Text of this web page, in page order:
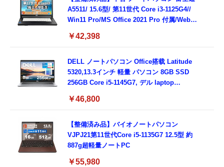
A5511/ 15.6型/ 第11世代 Core i3-1125G4//
Win11 Pro/MS Office 2021 Pro 付属/Webカ
3.0)/ 有線静音マウス付属/ 180日保証（メモリ
￥42,398
DELL ノートパソコン Office搭载 Latitude
5320,13.3インチ 軽量 パソコン 8GB SSD
256GB Core i5-1145G7, デル laptop
ド付き (整備済み品)
￥46,800
【整備済み品】バイオノートパソコン
VJPJ21第11世代Core i5-1135G7 12.5型 約
887g超軽量ノートPC
￥55,980